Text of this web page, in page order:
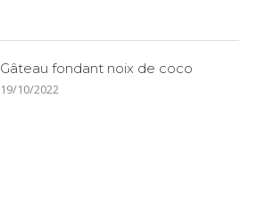
Gâteau fondant noix de coco
19/10/2022